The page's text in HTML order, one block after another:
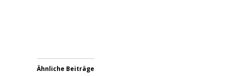
Ähnliche Beiträge